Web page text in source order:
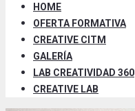
HOME
OFERTA FORMATIVA
CREATIVE CITM
GALERÍA
LAB CREATIVIDAD 360
CREATIVE LAB